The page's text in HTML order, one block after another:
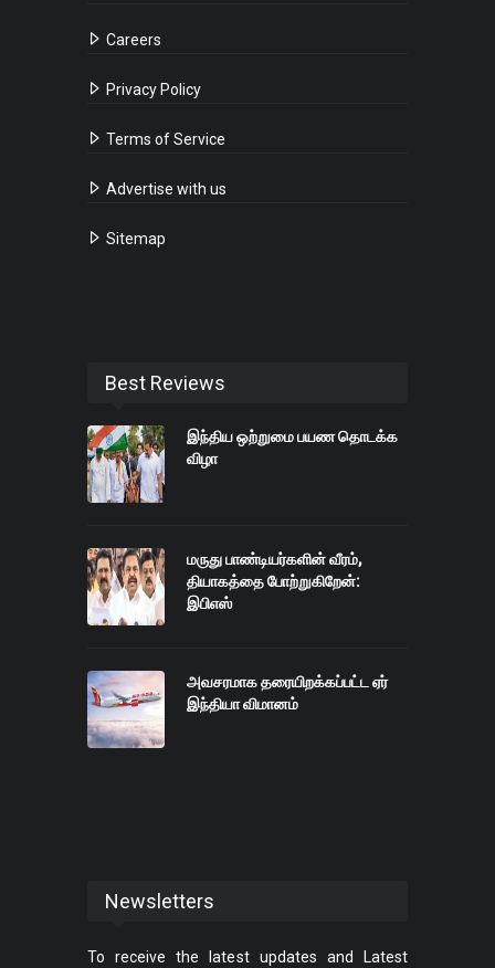
Careers
Privacy Policy
Terms of Service
Advertise with us
Sitemap
Best Reviews
இந்திய ஒற்றுமை பயண தொடக்க
விழா
மருது பாண்டியர்களின் வீரம்,
தியாகத்தை போற்றுகிறேன்:
இபிஎஸ்
அவசரமாக தரையிறக்கப்பட்ட ஏர்
இந்தியா விமானம்
Newsletters
To receive the latest updates and Latest